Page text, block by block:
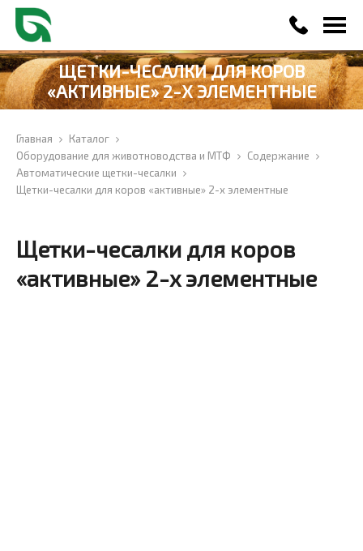
info@liberti-agro.by
+375 29 500 09 93
+375 29 500 09 92
ЩЕТКИ-ЧЕСАЛКИ ДЛЯ КОРОВ
«АКТИВНЫЕ» 2-Х ЭЛЕМЕНТНЫЕ
Главная
Каталог
Оборудование для животноводства и МТФ
Содержание
Автоматические щетки-чесалки
Щетки-чесалки для коров «активные» 2-х элементные
Щетки-чесалки для коров
«активные» 2-х элементные